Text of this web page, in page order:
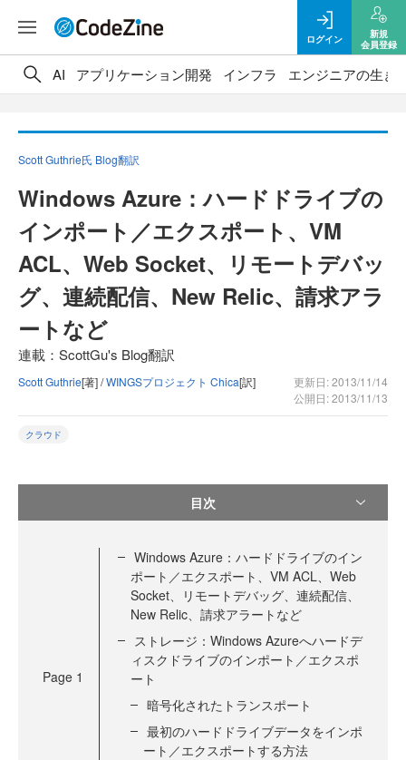
ログイン
新規
会員登録
AI アプリケーション開発 インフラ エンジニアの生き
Scott Guthrie氏 Blog翻訳
Windows Azure：ハードドライブの
インポート／エクスポート、VM
ACL、Web Socket、リモートデバッ
グ、連続配信、New Relic、請求アラ
ートなど
連載：ScottGu's Blog翻訳
Scott Guthrie[著] /WINGSプロジェクト Chica[訳]
更新日: 2013/11/14
公開日: 2013/11/13
クラウド
目次
Page 1
Windows Azure：ハードドライブのイン
ポート／エクスポート、VM ACL、Web
Socket、リモートデバッグ、連続配信、
New Relic、請求アラートなど
ストレージ：Windows Azureへハードデ
ィスクドライブのインポート／エクスポ
ート
暗号化されたトランスポート
最初のハードドライブデータをインポ
ート／エクスポートする方法